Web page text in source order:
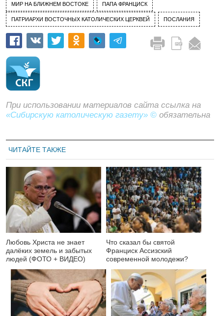
МИР НА БЛИЖНЕМ ВОСТОКЕ ПАПА ФРАНЦИСК
ПАТРИАРХИ ВОСТОЧНЫХ КАТОЛИЧЕСКИХ ЦЕРКВЕЙ ПОСЛАНИЯ
При использовании материалов сайта ссылка на
«Сибирскую католическую газету» © обязательна
ЧИТАЙТЕ ТАКЖЕ
Любовь Христа не знает
далёких земель и забытых
людей (ФОТО + ВИДЕО)
Что сказал бы святой
Франциск Ассизский
современной молодежи?